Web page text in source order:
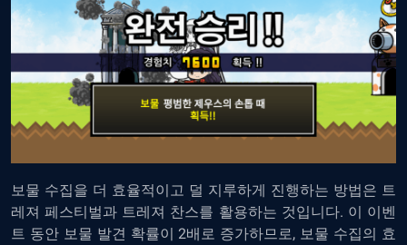
보물 수집을 더 효율적이고 덜 지루하게 진행하는 방법은 트
레져 페스티벌과 트레져 찬스를 활용하는 것입니다. 이 이벤
트 동안 보물 발견 확률이 2배로 증가하므로, 보물 수집의 효